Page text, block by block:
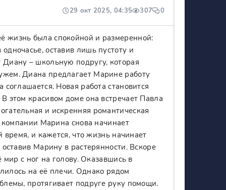
29 окт 2025, 04:35 307 0
жизнь была спокойной и размеренной:
оставив лишь пустоту и
Диану – школьную подругу, которая
Диана предлагает Марине работу
Новая работа становится
этом красивом доме она встречает Павла
и искренняя романтическая
Марина снова начинает
время, и кажется, что жизнь начинает
Марину в растерянности. Вскоре
мир с ног на голову. Оказавшись в
на её плечи. Однако рядом
протягивает подруге руку помощи.